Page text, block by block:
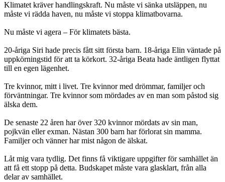
Klimatet kräver handlingskraft. Nu måste vi sänka utsläppen, nu
måste vi rädda haven, nu måste vi stoppa klimatbovarna.
Nu måste vi agera – För klimatets bästa.
20-åriga Siri hade precis fått sitt första barn. 18-åriga Elin väntade på
uppkörningstid för att ta körkort. 32-åriga Beata hade äntligen flyttat
till en egen lägenhet.
Tre kvinnor, mitt i livet. Tre kvinnor med drömmar, familjer och
förväntningar. Tre kvinnor som mördades av en man som påstod sig
älska dem.
De senaste 22 åren har över 320 kvinnor mördats av sin man,
pojkvän eller exman. Nästan 300 barn har förlorat sin mamma.
Familjer och vänner har mist någon de älskat.
Låt mig vara tydlig. Det finns få viktigare uppgifter för samhället än
att få ett stopp på detta. Budskapet måste vara glasklart, från alla
delar av samhället.